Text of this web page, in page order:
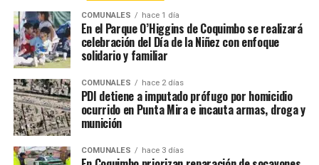
COMUNALES hace 1 día
En el Parque O’Higgins de Coquimbo se realizará
celebración del Día de la Niñez con enfoque
solidario y familiar
COMUNALES hace 2 días
PDI detiene a imputado prófugo por homicidio
ocurrido en Punta Mira e incauta armas, droga y
munición
COMUNALES hace 3 días